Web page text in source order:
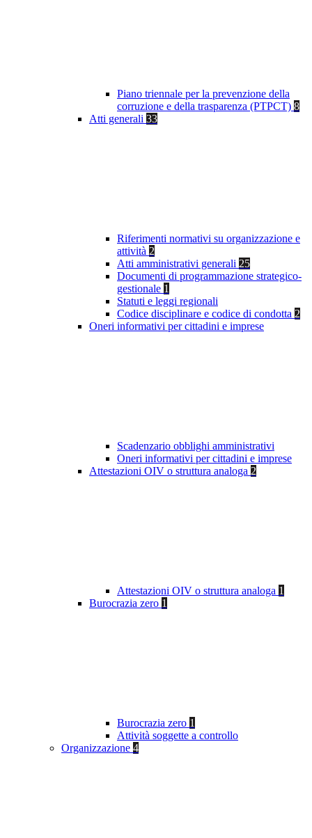
Piano triennale per la prevenzione della
corruzione e della trasparenza (PTPCT) 8
Atti generali 33
Riferimenti normativi su organizzazione e
attività 2
Atti amministrativi generali 25
Documenti di programmazione strategico-
gestionale 1
Statuti e leggi regionali
Codice disciplinare e codice di condotta 2
Oneri informativi per cittadini e imprese
Scadenzario obblighi amministrativi
Oneri informativi per cittadini e imprese
Attestazioni OIV o struttura analoga 2
Attestazioni OIV o struttura analoga 1
Burocrazia zero 1
Burocrazia zero 1
Attività soggette a controllo
Organizzazione 4